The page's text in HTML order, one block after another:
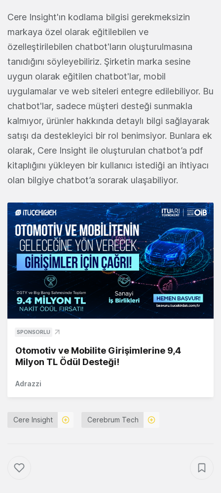
Cere Insight'ın kodlama bilgisi gerekmeksizin
markaya özel olarak eğitilebilen ve
özelleştirilebilen chatbot'ların oluşturulmasına
tanıdığını söyleyebiliriz. Şirketin marka sesine
uygun olarak eğitilen chatbot'lar, mobil
uygulamalar ve web siteleri entegre edilebiliyor. Bu
chatbot'lar, sadece müşteri desteği sunmakla
kalmıyor, ürünler hakkında detaylı bilgi sağlayarak
satışı da destekleyici bir rol benimsiyor. Bunlara ek
olarak, Cere Insight ile oluşturulan chatbot’a pdf
kitaplığını yükleyen bir kullanıcı istediği an ihtiyacı
olan bilgiye chatbot’a sorarak ulaşabiliyor.
SPONSORLU
Otomotiv ve Mobilite Girişimlerine 9,4
Milyon TL Ödül Desteği!
Adrazzi
Cere Insight Cerebrum Tech